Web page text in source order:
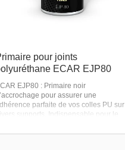
pour joints
ECAR EJP80
EJP80 : Primaire noir
pour assurer une
parfaite de vos colles PU sur
supports. Indispensable pour le